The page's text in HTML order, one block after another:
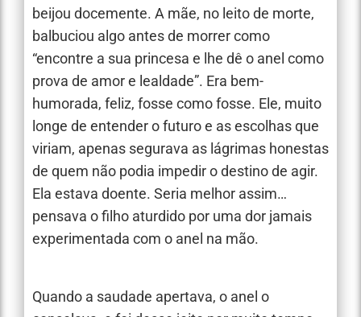
beijou docemente. A mãe, no leito de morte,
balbuciou algo antes de morrer como
“encontre a sua princesa e lhe dê o anel como
prova de amor e lealdade”. Era bem-
humorada, feliz, fosse como fosse. Ele, muito
longe de entender o futuro e as escolhas que
viriam, apenas segurava as lágrimas honestas
de quem não podia impedir o destino de agir.
Ela estava doente. Seria melhor assim…
pensava o filho aturdido por uma dor jamais
experimentada com o anel na mão.
Quando a saudade apertava, o anel o